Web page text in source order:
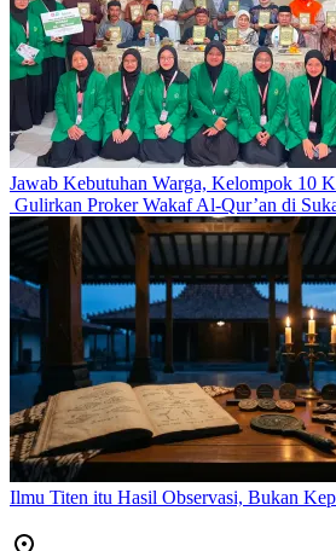
Jawab Kebutuhan Warga, Kelompok 10
Gulirkan Proker Wakaf Al-Qur’an di
Ilmu Titen itu Hasil Observasi, Bukan